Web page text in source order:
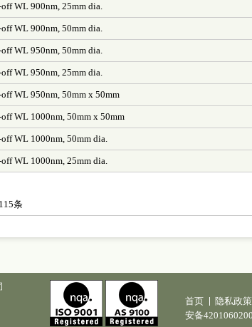
WL 900nm, 25mm dia.
WL 900nm, 50mm dia.
WL 950nm, 50mm dia.
WL 950nm, 25mm dia.
WL 950nm, 50mm x 50mm
WL 1000nm, 50mm x 50mm
WL 1000nm, 50mm dia.
WL 1000nm, 25mm dia.
115条
首页 隐私政策
安备